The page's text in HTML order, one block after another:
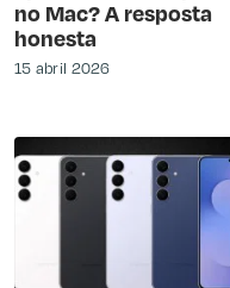
no Mac? A resposta
honesta
15 abril 2026